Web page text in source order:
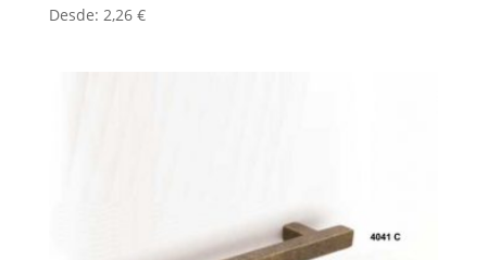
Desde: 2,26 €